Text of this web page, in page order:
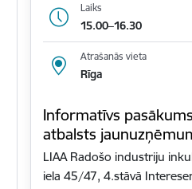
Laiks
15.00–16.30
Atrašanās vieta
Rīga
Informatīvs
atbalsts
LIAA Radošo industriju
iela 45/47, 4.stāvā